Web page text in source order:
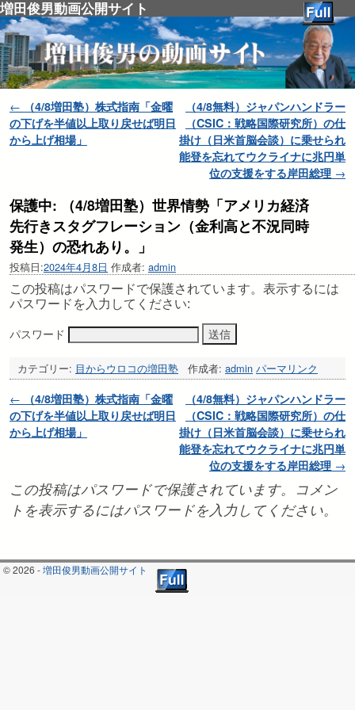
増田俊男動画公開サイト
投稿ナビゲーション
← （4/8増田塾）株式指南「金曜
の下げを半値以上取り戻せば明日
から上げ相場」
（4/8無料）ジャパンハンドラー
（CSIC：戦略国際研究所）の仕
掛け（日米首脳会談）に乗せられ
能登を忘れてウクライナに兆円単
位の支援をする岸田総理 →
保護中: （4/8増田塾）世界情勢「アメリカ経済
先行きスタグフレーション（金利高と不況同時
発生）の恐れあり。」
投稿日:2024年4月8日 作成者: admin
この投稿はパスワードで保護されています。表示するには
パスワードを入力してください:
パスワード
カテゴリー: 目からウロコの増田塾 作成者: admin パーマリンク
投稿ナビゲーション
← （4/8増田塾）株式指南「金曜
の下げを半値以上取り戻せば明日
から上げ相場」
（4/8無料）ジャパンハンドラー
（CSIC：戦略国際研究所）の仕
掛け（日米首脳会談）に乗せられ
能登を忘れてウクライナに兆円単
位の支援をする岸田総理 →
この投稿はパスワードで保護されています。コメン
トを表示するにはパスワードを入力してください。
© 2026 -増田俊男動画公開サイト